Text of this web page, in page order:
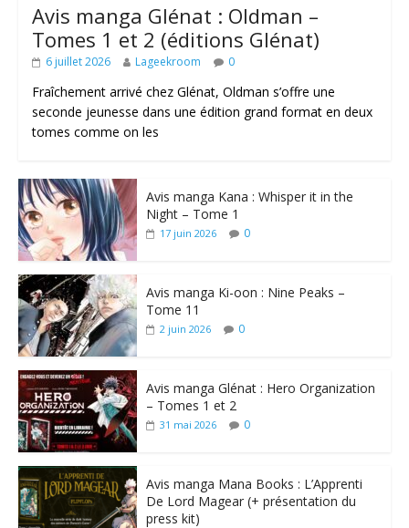
Avis manga Glénat : Oldman –
Tomes 1 et 2 (éditions Glénat)
6 juillet 2026 Lageekroom 0
Fraîchement arrivé chez Glénat, Oldman s’offre une
seconde jeunesse dans une édition grand format en deux
tomes comme on les
Avis manga Kana : Whisper it in the
Night – Tome 1
17 juin 2026 0
Avis manga Ki-oon : Nine Peaks –
Tome 11
2 juin 2026 0
Avis manga Glénat : Hero Organization
– Tomes 1 et 2
31 mai 2026 0
Avis manga Mana Books : L’Apprenti
De Lord Magear (+ présentation du
press kit)